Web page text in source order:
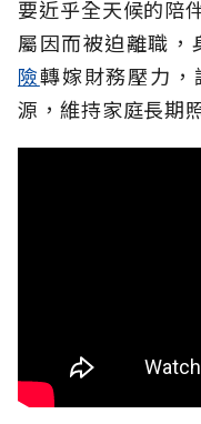
要近乎全天候的陪
屬因而被迫離職，
險轉嫁財務壓力
源，維持家庭長期